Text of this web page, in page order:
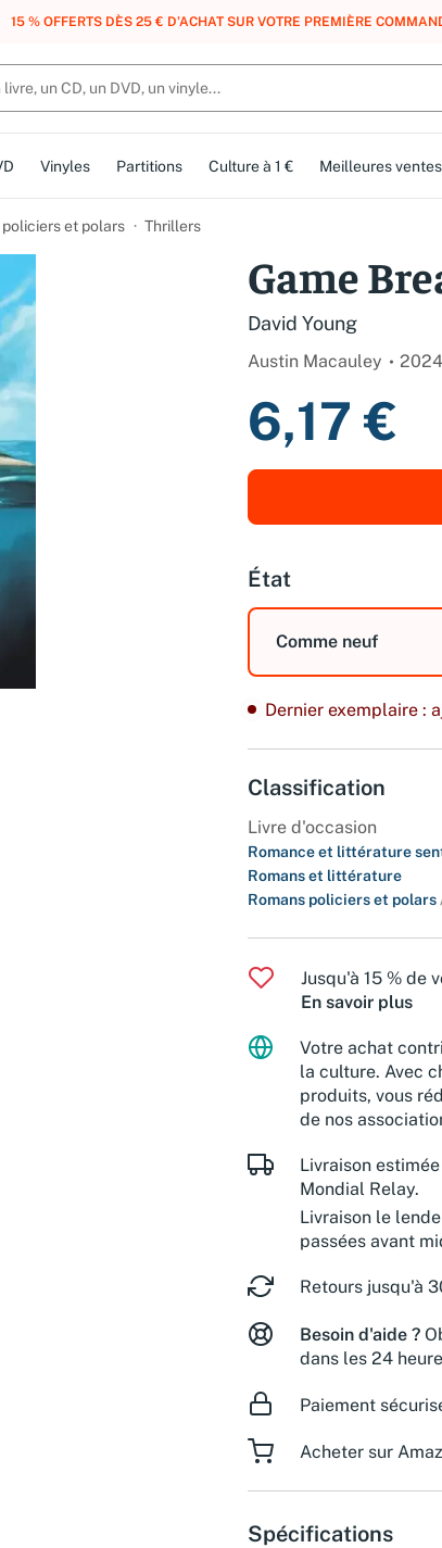
POINTS, DES RÉCOMPENSES :REJOIGNEZ GRATUITEMENT LE
Vinyles Partitions Culture à 1 € Meilleures ventes
policiers et polars Thrillers
Game
David Young
Austin Macauley 2024
6,17 €
État
Comme neuf
Dernier exemplaire :
Classification
Livre d'occasion
Romance et littérature
Romans et littérature
Romans policiers et polars
Jusqu'à 15 % de
En savoir plus
Votre achat
la culture. Avec
produits, vous
de nos
Livraison
Mondial Relay.
Livraison le
passées avant
Retours jusqu'à
Besoin d'aide ?
dans les 24
Paiement
Acheter sur
Spécifications